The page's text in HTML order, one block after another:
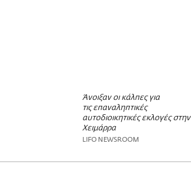
Άνοιξαν οι κάλπες για
τις επαναληπτικές
αυτοδιοικητικές εκλογές στην
Χειμάρρα
LIFO NEWSROOM